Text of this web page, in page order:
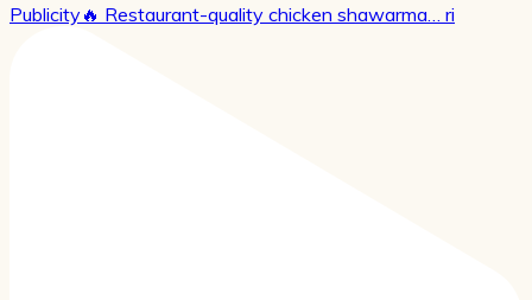
Publicity🔥 Restaurant-quality chicken shawarma… ri